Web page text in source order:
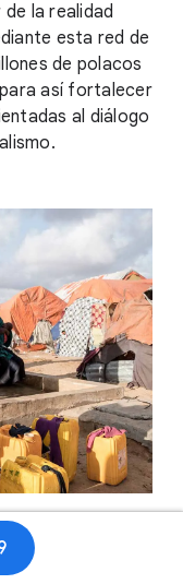
la realidad
esta red de
de polacos
así fortalecer
al diálogo